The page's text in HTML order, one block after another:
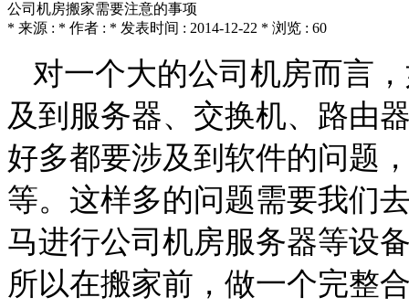
公司机房搬家需要注意的事项
* 来源 : * 作者 : * 发表时间 : 2014-12-22 * 浏览 : 60
对一个大的公司机房而言
及到服务器、交换机、路由
好多都要涉及到软件的问题
等。这样多的问题需要我们
马进行公司机房服务器等设
所以在搬家前，做一个完整